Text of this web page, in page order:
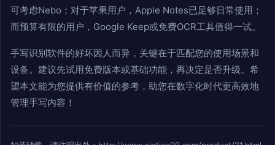
可考虑Nebo；对于苹果用户，Apple Notes已足够日常使用；
而预算有限的用户，Google Keep或免费OCR工具值得一试。
手写识别软件的好坏因人而异，关键在于匹配您的使用场景和
设备。建议先试用免费版本或基础功能，再决定是否升级。希
望本文能为您提供有价值的参考，助您在数字化时代更高效地
管理手写内容！